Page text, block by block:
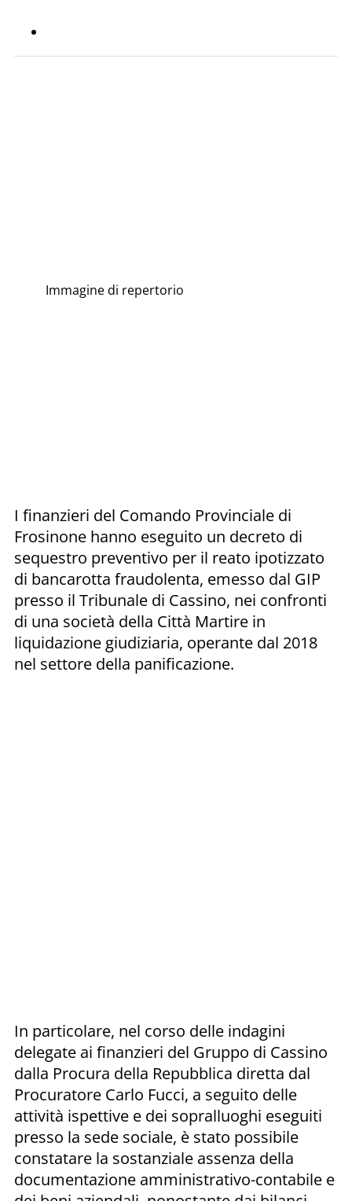
Immagine di repertorio
I finanzieri del Comando Provinciale di
Frosinone hanno eseguito un decreto di
sequestro preventivo per il reato ipotizzato
di bancarotta fraudolenta, emesso dal GIP
presso il Tribunale di Cassino, nei confronti
di una società della Città Martire in
liquidazione giudiziaria, operante dal 2018
nel settore della panificazione.
In particolare, nel corso delle indagini
delegate ai finanzieri del Gruppo di Cassino
dalla Procura della Repubblica diretta dal
Procuratore Carlo Fucci, a seguito delle
attività ispettive e dei sopralluoghi eseguiti
presso la sede sociale, è stato possibile
constatare la sostanziale assenza della
documentazione amministrativo-contabile e